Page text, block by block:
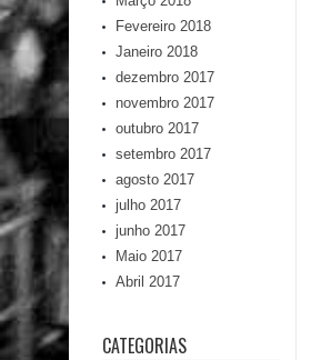
Fevereiro 2018
Janeiro 2018
dezembro 2017
novembro 2017
outubro 2017
setembro 2017
agosto 2017
julho 2017
junho 2017
Maio 2017
Abril 2017
CATEGORIAS